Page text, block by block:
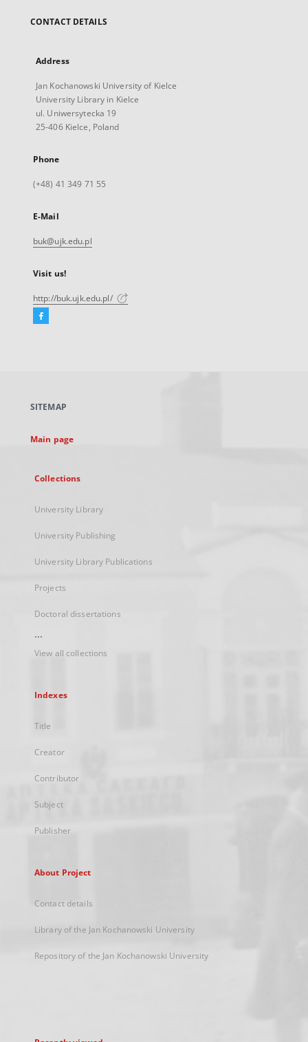
CONTACT DETAILS
Address
Jan Kochanowski University of Kielce
University Library in Kielce
ul. Uniwersytecka 19
25-406 Kielce, Poland
Phone
(+48) 41 349 71 55
E-Mail
buk@ujk.edu.pl
Visit us!
http://buk.ujk.edu.pl/
Facebook
new
SITEMAP
Main page
Collections
University Library
University Publishing
University Library Publications
Projects
Doctoral dissertations
...
View all collections
Indexes
Title
Creator
Contributor
Subject
Publisher
About Project
Contact details
Library of the Jan Kochanowski University
Repository of the Jan Kochanowski University